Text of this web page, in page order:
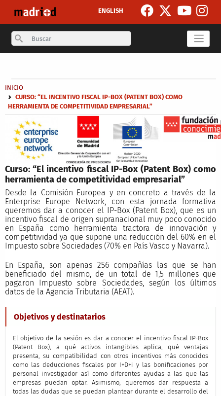
ENGLISH
Search
Sobrescribir enlaces de ayuda a la navegación
INICIO
CURSO: “EL INCENTIVO FISCAL IP-BOX (PATENT BOX) COMO
HERRAMIENTA DE COMPETITIVIDAD EMPRESARIAL”
Curso: “El incentivo fiscal IP-Box (Patent Box) como
herramienta de competitividad empresarial”
Desde la Comisión Europea y en concreto a través de la
Enterprise Europe Network, con esta jornada formativa
queremos dar a conocer el IP-Box (Patent Box), que es un
incentivo fiscal de origen supranacional muy poco conocido
en España como herramienta tractora de innovación y
competitividad ya que supone una reducción del 60% en el
Impuesto sobre Sociedades (70% en País Vasco y Navarra).
En España, son apenas 256 compañías las que se han
beneficiado del mismo, de un total de 1,5 millones que
pagaron Impuesto sobre Sociedades, según los últimos
datos de la Agencia Tributaria (AEAT).
Objetivos y destinatarios
El objetivo de la sesión es dar a conocer el incentivo fiscal IP-Box
(Patent Box), a qué activos intangibles aplica, qué ventajas
presenta, su compatibilidad con otros incentivos más conocidos
como las deducciones fiscales por I+D+i y las bonificaciones por
personal investigador así como diferentes ayudas a las que las
empresas puedan optar. Asimismo, queremos dar respuesta a
todas las dudas que se puedan plantear durante el desarrollo del